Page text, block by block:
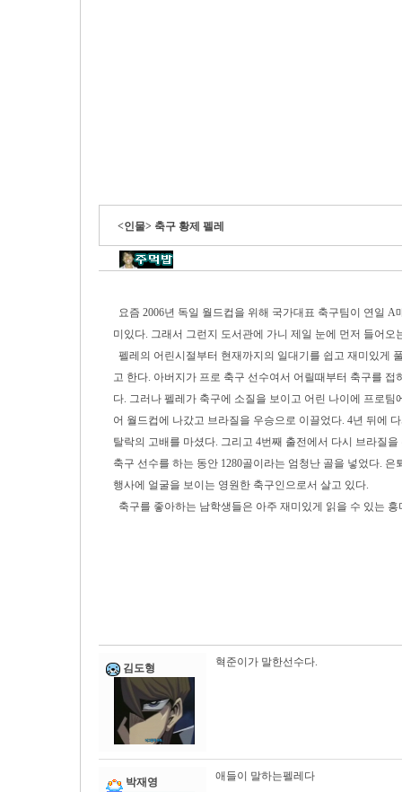
<인물> 축구 황제 펠레
요즘 2006년 독일 월드컵을 위해 국가대표 축구팀이 연일
미있다. 그래서 그런지 도서관에 가니 제일 눈에 먼저 들어오
펠레의 어린시절부터 현재까지의 일대기를 쉽고 재미있게
고 한다. 아버지가 프로 축구 선수여서 어릴때부터 축구를
다. 그러나 펠레가 축구에 소질을 보이고 어린 나이에 프로
어 월드컵에 나갔고 브라질을 우승으로 이끌었다. 4년 뒤에
탈락의 고배를 마셨다. 그리고 4번째 출전에서 다시 브라질
축구 선수를 하는 동안 1280골이라는 엄청난 골을 넣었다.
행사에 얼굴을 보이는 영원한 축구인으로서 살고 있다.
축구를 좋아하는 남학생들은 아주 재미있게 읽을 수 있는
김도형 혁준이가 말한선수다.
박재영 애들이 말하는펠레다